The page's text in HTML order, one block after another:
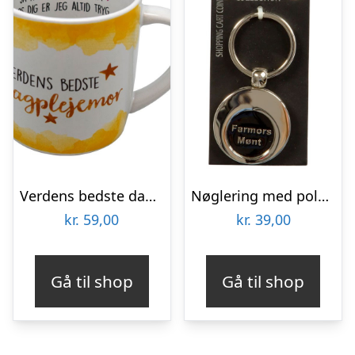
Verdens bedste dagplejemor krus
kr. 59,00
Gå til shop
Nøglering med polet – Farmors mønt
kr. 39,00
Gå til shop